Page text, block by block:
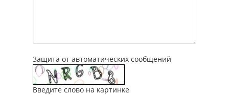
Защита от автоматических сообщений
Введите слово на картинке